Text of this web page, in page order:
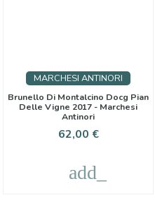
MARCHESI ANTINORI
Brunello Di Montalcino Docg Pian
Delle Vigne 2017 - Marchesi
Antinori
Prezzo
62,00 €